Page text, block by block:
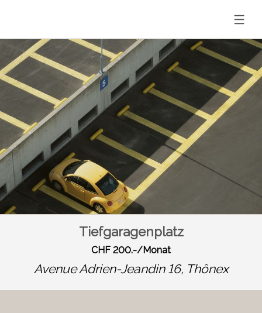
Tiefgaragenplatz
CHF 200.-/Monat
Avenue Adrien-Jeandin 16, Thônex